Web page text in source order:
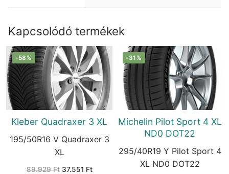
Kapcsolódó termékek
-58%
Kleber Quadraxer 3 XL
195/50R16 V Quadraxer 3
XL
89.929Ft Original
37.551 FtCurrent
-31%
Michelin Pilot Sport 4 XL
ND0 DOT22
295/40R19 Y Pilot Sport 4
XL ND0 DOT22